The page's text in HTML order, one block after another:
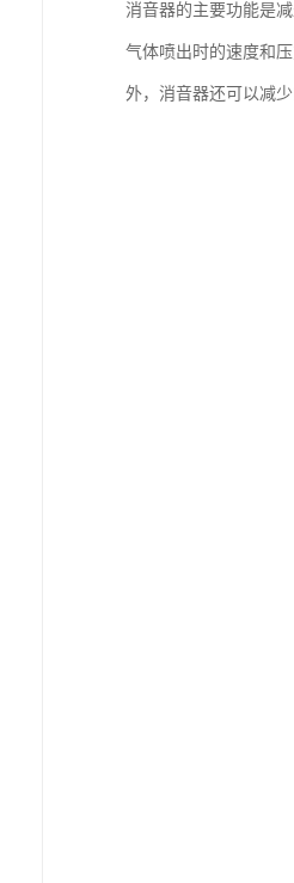
消音器的主要功能是
气体喷出时的速度和
外，消音器还可以减